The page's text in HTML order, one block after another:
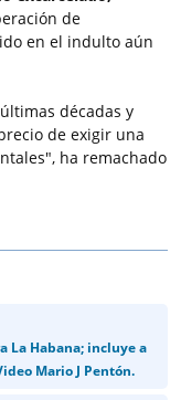
de
en el indulto aún
décadas y
de exigir una
ha remachado
La Habana; incluye a
Mario J Pentón.